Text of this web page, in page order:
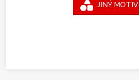
JINÝ MOTIV